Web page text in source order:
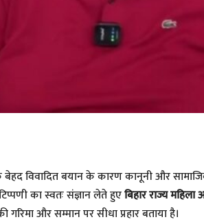
विवादित बयान के कारण कानूनी और
का स्वतः संज्ञान लेते हुएबिहार राज्य
और सम्मान पर सीधा प्रहार बताया है।